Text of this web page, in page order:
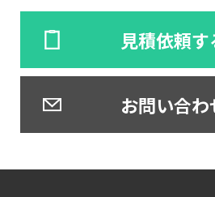
見積依頼す
お問い合わ